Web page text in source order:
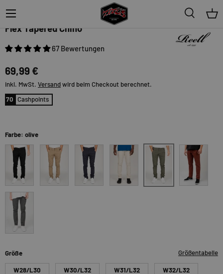
Suche
Menü
Reell
Flex Tapered Chino
67 Bewertungen
69,99 €
inkl. MwSt. Versandwird beim Checkout berechnet.
70
Cashpoints
Farbe: olive
black
Größe Größentabelle
W28/L30 W30/L32 W31/L32 W32/L32